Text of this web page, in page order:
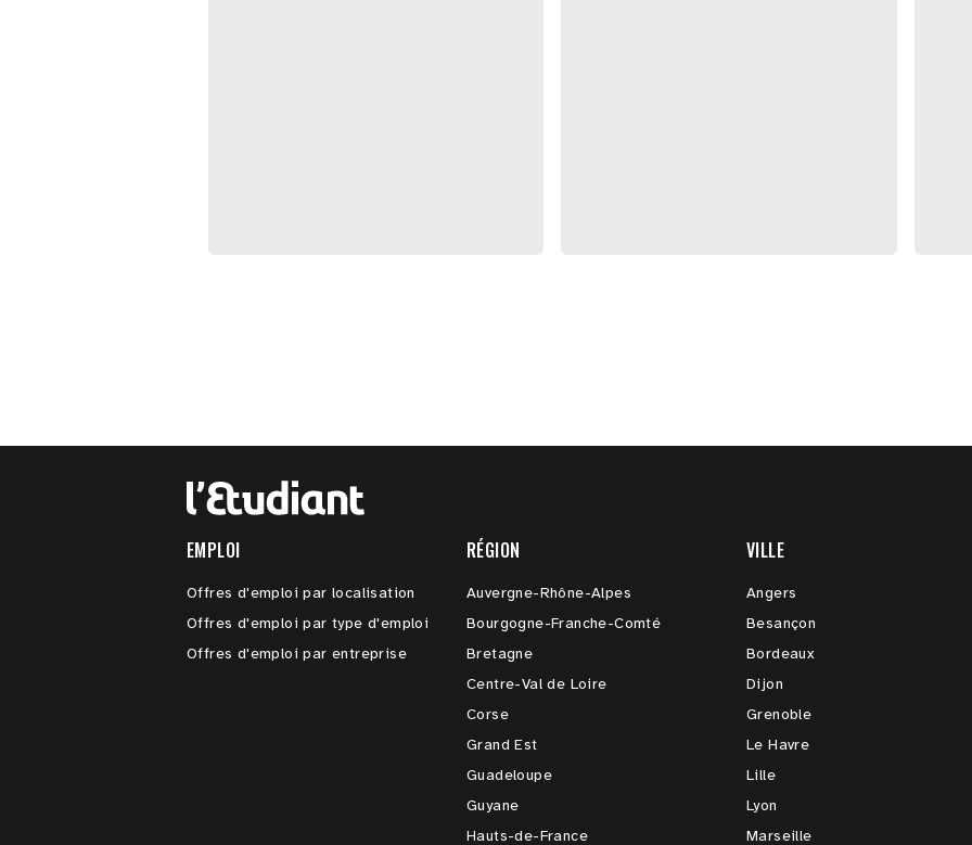
EMPLOI
Offres d'emploi par localisation
Offres d'emploi par type d'emploi
Offres d'emploi par entreprise
RÉGION
Auvergne-Rhône-Alpes
Bourgogne-Franche-Comté
Bretagne
Centre-Val de Loire
Corse
Grand Est
Guadeloupe
Guyane
Hauts-de-France
VILLE
Angers
Besançon
Bordeaux
Dijon
Grenoble
Le Havre
Lille
Lyon
Marseille